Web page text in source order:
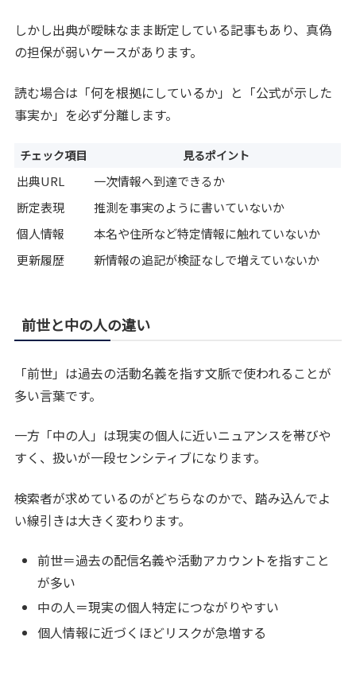
しかし出典が曖昧なまま断定している記事もあり、真偽
の担保が弱いケースがあります。
読む場合は「何を根拠にしているか」と「公式が示した
事実か」を必ず分離します。
チェック項目 見るポイント
出典URL
一次情報へ到達できるか
断定表現
推測を事実のように書いていないか
個人情報
本名や住所など特定情報に触れていないか
更新履歴
新情報の追記が検証なしで増えていないか
前世と中の人の違い
「前世」は過去の活動名義を指す文脈で使われることが
多い言葉です。
一方「中の人」は現実の個人に近いニュアンスを帯びや
すく、扱いが一段センシティブになります。
検索者が求めているのがどちらなのかで、踏み込んでよ
い線引きは大きく変わります。
前世＝過去の配信名義や活動アカウントを指すこと
が多い
中の人＝現実の個人特定につながりやすい
個人情報に近づくほどリスクが急増する